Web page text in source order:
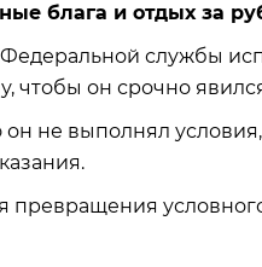
блага и отдых за
службы
чтобы он срочно
он не выполнял